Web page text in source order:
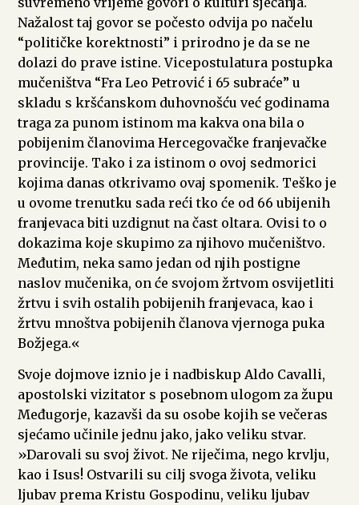
Nažalost taj govor se počesto odvija po načelu
“političke korektnosti” i prirodno je da se ne
dolazi do prave istine. Vicepostulatura postupka
mučeništva “Fra Leo Petrović i 65 subraće” u
skladu s kršćanskom duhovnošću već godinama
traga za punom istinom ma kakva ona bila o
pobijenim članovima Hercegovačke franjevačke
provincije. Tako i za istinom o ovoj sedmorici
kojima danas otkrivamo ovaj spomenik. Teško je
u ovome trenutku sada reći tko će od 66 ubijenih
franjevaca biti uzdignut na čast oltara. Ovisi to o
dokazima koje skupimo za njihovo mučeništvo.
Međutim, neka samo jedan od njih postigne
naslov mučenika, on će svojom žrtvom osvijetliti
žrtvu i svih ostalih pobijenih franjevaca, kao i
žrtvu mnoštva pobijenih članova vjernoga puka
Božjega.«
Svoje dojmove iznio je i nadbiskup Aldo Cavalli,
apostolski vizitator s posebnom ulogom za župu
Međugorje, kazavši da su osobe kojih se večeras
sjećamo učinile jednu jako, jako veliku stvar.
»Darovali su svoj život. Ne riječima, nego krvlju,
kao i Isus! Ostvarili su cilj svoga života, veliku
ljubav prema Kristu Gospodinu, veliku ljubav